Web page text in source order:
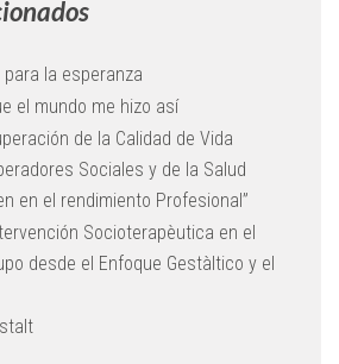
la esperanza
el mundo me hizo así
de la Calidad de Vida
Sociales y de la Salud
en el rendimiento Profesional”
Socioterapèutica en el
desde el Enfoque Gestàltico y el